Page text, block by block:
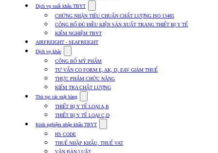
Dịch vụ xuất khẩu TBYT
submenu
for
Dịch
vụ
xuất
TBYT
CHỨNG NHẬN TIÊU CHUẨN CHẤT LƯỢNG ISO 13485
CÔNG BỐ ĐỦ ĐIỀU KIỆN SẢN XUẤT TRANG THIẾT BỊ Y TẾ
KIỂM NGHIỆM TBYT
AIRFREIGHT - SEAFREIGHT
Dịch vụ khác
submenu
for
Dịch
vụ
khác
CÔNG BỐ MỸ PHẨM
TƯ VẤN CO FORM E, AK, D, EAV GIẢM THUẾ
THỰC PHẨM CHỨC NĂNG
KIỂM TRA CHẤT LƯỢNG
Thủ tục các mặt hàng
submenu
for
Thủ
tục
mặt
hàng
THIẾT BỊ Y TẾ LOẠI A,B
THIẾT BỊ Y TẾ LOẠI C,D
Kinh nghiệm nhập khẩu TBYT
submenu
Kinh
HS CODE
THUẾ NHẬP KHẨU, THUẾ VAT
VĂN BẢN LUẬT